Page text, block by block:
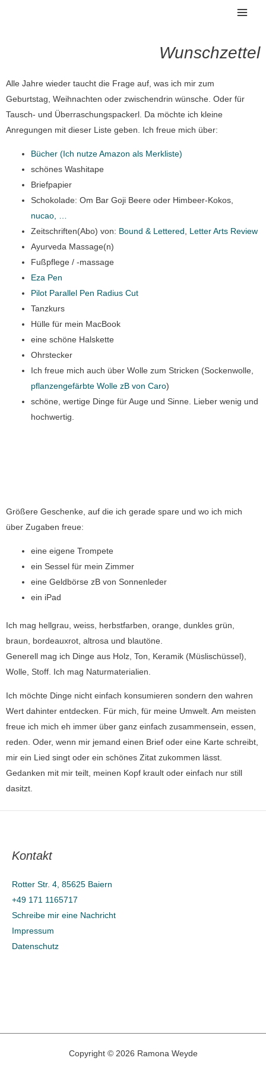
Wunschzettel
Alle Jahre wieder taucht die Frage auf, was ich mir zum
Geburtstag, Weihnachten oder zwischendrin wünsche. Oder für
Tausch- und Überraschungspackerl. Da möchte ich kleine
Anregungen mit dieser Liste geben. Ich freue mich über:
Bücher (Ich nutze Amazon als Merkliste)
schönes Washitape
Briefpapier
Schokolade: Om Bar Goji Beere oder Himbeer-Kokos,
nucao, …
Zeitschriften(Abo) von: Bound & Lettered
Letter Arts Review
Ayurveda Massage(n)
Fußpflege / -massage
Eza Pen
Pilot Parallel Pen Radius Cut
Tanzkurs
Hülle für mein MacBook
eine schöne Halskette
Ohrstecker
Ich freue mich auch über Wolle zum Stricken (Sockenwolle,
pflanzengefärbte Wolle zB von Caro)
schöne, wertige Dinge für Auge und Sinne. Lieber wenig und
hochwertig.
Größere Geschenke, auf die ich gerade spare und wo ich mich
über Zugaben freue:
eine eigene Trompete
ein Sessel für mein Zimmer
eine Geldbörse zB von Sonnenleder
ein iPad
Ich mag hellgrau, weiss, herbstfarben, orange, dunkles grün,
braun, bordeauxrot, altrosa und blautöne.
Generell mag ich Dinge aus Holz, Ton, Keramik (Müslischüssel),
Wolle, Stoff. Ich mag Naturmaterialien.
Ich möchte Dinge nicht einfach konsumieren sondern den wahren
Wert dahinter entdecken. Für mich, für meine Umwelt. Am meisten
freue ich mich eh immer über ganz einfach zusammensein, essen,
reden. Oder, wenn mir jemand einen Brief oder eine Karte schreibt,
mir ein Lied singt oder ein schönes Zitat zukommen lässt.
Gedanken mit mir teilt, meinen Kopf krault oder einfach nur still
dasitzt.
Kontakt
Rotter Str. 4, 85625 Baiern
+49 171 1165717
Schreibe mir eine Nachricht
Impressum
Datenschutz
Copyright © 2026 Ramona Weyde